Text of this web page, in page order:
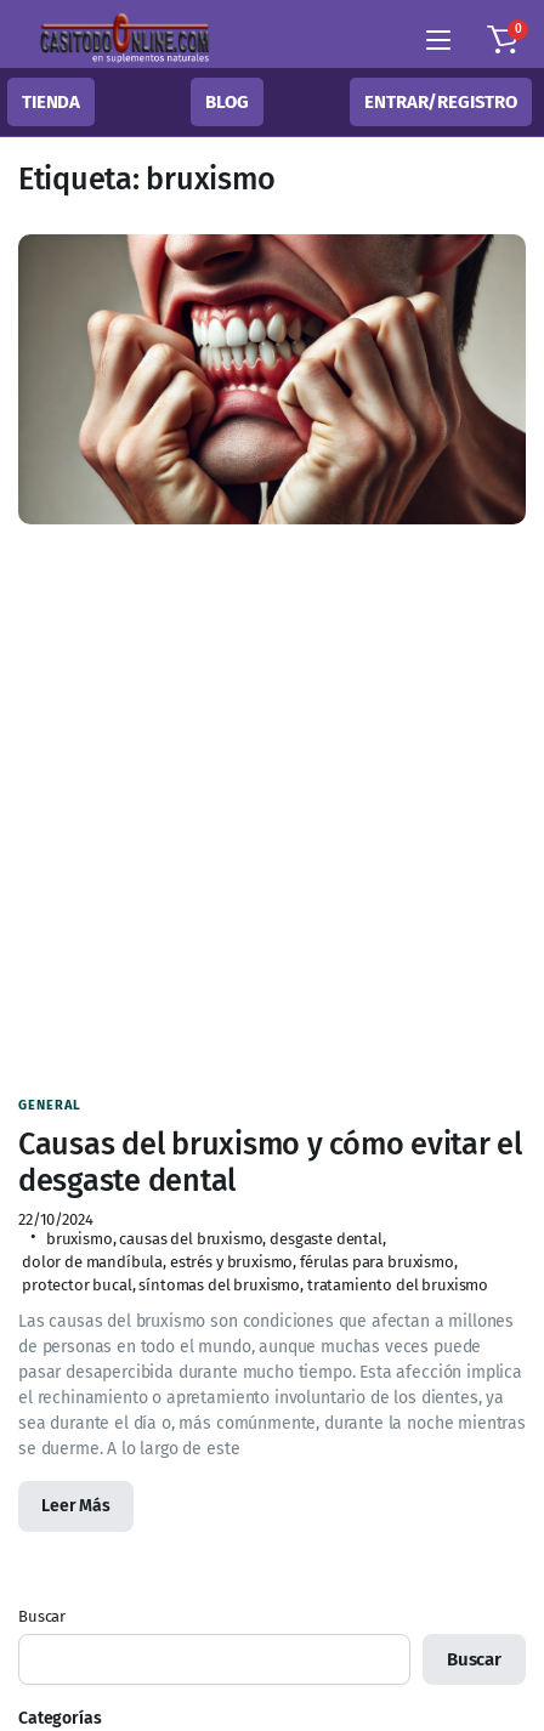
0
TIENDA BLOG ENTRAR/REGISTRO
Etiqueta: bruxismo
GENERAL
Causas del bruxismo y cómo evitar el
desgaste dental
22/10/2024
bruxismo, causas del bruxismo, desgaste dental,
dolor de mandíbula, estrés y bruxismo, férulas para bruxismo,
protector bucal, síntomas del bruxismo, tratamiento del bruxismo
Las causas del bruxismo son condiciones que afectan a millones
de personas en todo el mundo, aunque muchas veces puede
pasar desapercibida durante mucho tiempo. Esta afección implica
el rechinamiento o apretamiento involuntario de los dientes, ya
sea durante el día o, más comúnmente, durante la noche mientras
se duerme. A lo largo de este
Leer Más
Buscar
Buscar
Categorías